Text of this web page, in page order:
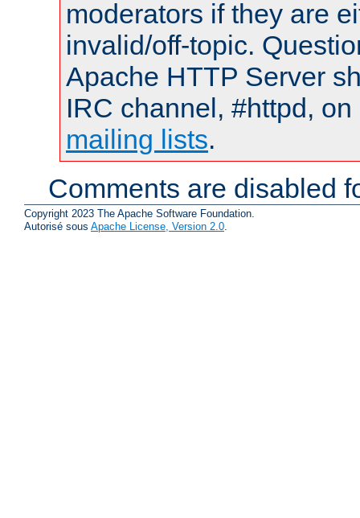
moderators if they are
invalid/off-topic.
Apache HTTP Server
IRC channel, #httpd,
mailing lists.
Comments are disabled
Copyright 2023 The Apache Software Foundation.
Autorisé sous Apache License, Version 2.0